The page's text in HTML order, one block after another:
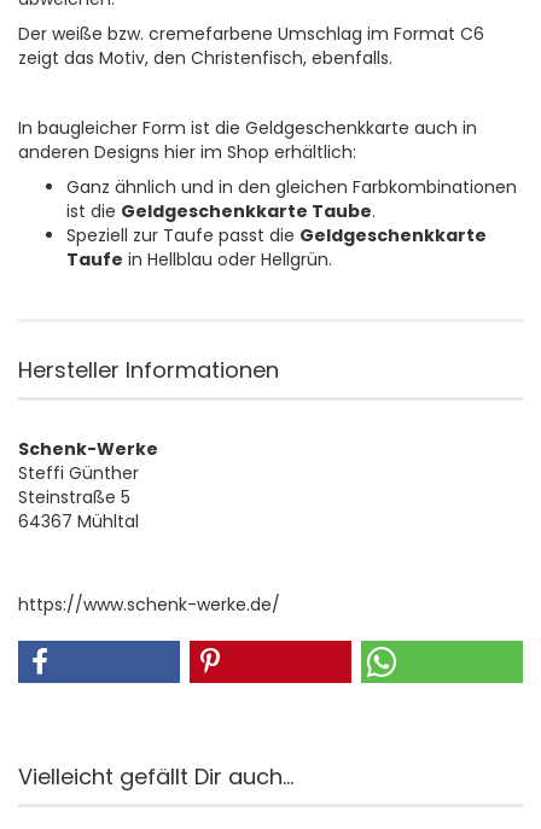
Der weiße bzw. cremefarbene Umschlag im Format C6
zeigt das Motiv, den Christenfisch, ebenfalls.
In baugleicher Form ist die Geldgeschenkkarte auch in
anderen Designs hier im Shop erhältlich:
Ganz ähnlich und in den gleichen Farbkombinationen
ist die Geldgeschenkkarte Taube.
Speziell zur Taufe passt die Geldgeschenkkarte
Taufe in Hellblau oder Hellgrün.
Hersteller Informationen
Schenk-Werke
Steffi Günther
Steinstraße 5
64367 Mühltal
https://www.schenk-werke.de/
Vielleicht gefällt Dir auch...